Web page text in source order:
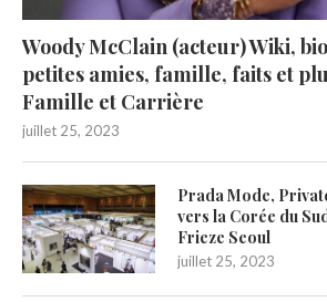
Woody McClain (acteur) Wiki,
petites amies, famille, faits et
Famille et Carrière
juillet 25, 2023
Prada Mode,
vers la Corée du
Frieze Seoul
juillet 25, 2023